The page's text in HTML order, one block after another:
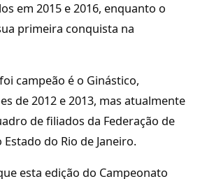
em 2015 e 2016, enquanto o
primeira conquista na
campeão é o Ginástico,
de 2012 e 2013, mas atualmente
de filiados da Federação de
do Rio de Janeiro.
esta edição do Campeonato